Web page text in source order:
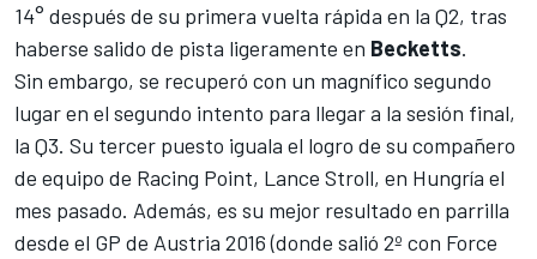
14° después de su primera vuelta rápida en la Q2, tras
haberse salido de pista ligeramente en Becketts.
Sin embargo, se recuperó con un magnífico segundo
lugar en el segundo intento para llegar a la sesión final,
la Q3. Su tercer puesto iguala el logro de su compañero
de equipo de Racing Point, Lance Stroll, en Hungría el
mes pasado. Además, es su mejor resultado en parrilla
desde el GP de Austria 2016 (donde salió 2º con Force